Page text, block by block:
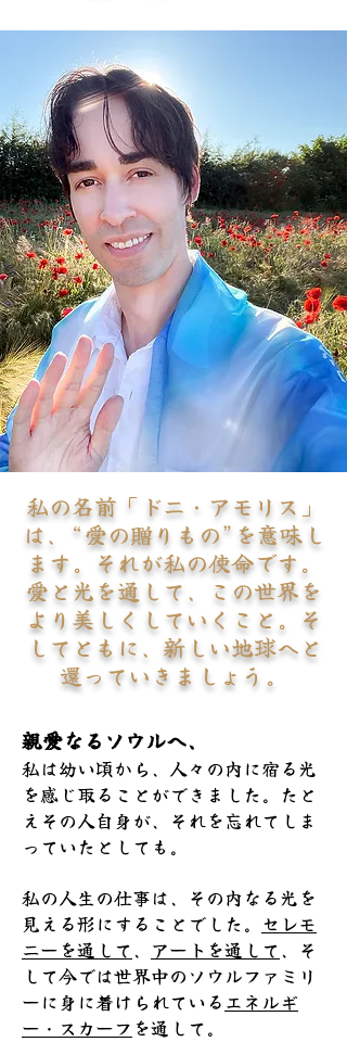
私の名前「ドニ・アモリス」
は、“愛の贈りもの”を意味し
ます。それが私の使命です。
愛と光を通して、この世界を
より美しくしていくこと。そ
してともに、新しい地球へと
還っていきましょう。
親愛なるソウルへ、
私は幼い頃から、人々の内に宿る光
を感じ取ることができました。たと
えその人自身が、それを忘れてしま
っていたとしても。
私の人生の仕事は、その内なる光を
見える形にすることでした。 セレモ
ニーを通して 、 アートを通して 、そ
して今では世界中のソウルファミリ
ーに身に着けられている エネルギ
ー・スカーフ を通して。